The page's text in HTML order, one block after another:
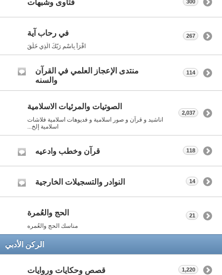
فتاوى وشبهات 300
في رحاب آية
اقْرَأْ بِاسْمِ رَبّكَ الّذِي خَلَقَ
267
منتدى الإعجاز العلمي في القرآن
والسنه
114
الصوتيات والمرئيات الاسلامية
اناشيد و قرآن و صور اسلامية و فديوهات اسلامية فلاشات
اسلامية إلخ...
2,037
قرآن وخطب وادعيه 118
النوادر والتسجيلات الخارجية 14
الحج والعُمرة
مناسك الحج والعُمره
21
الركن الأدبي
قصص وحكايات وروايات 1,220